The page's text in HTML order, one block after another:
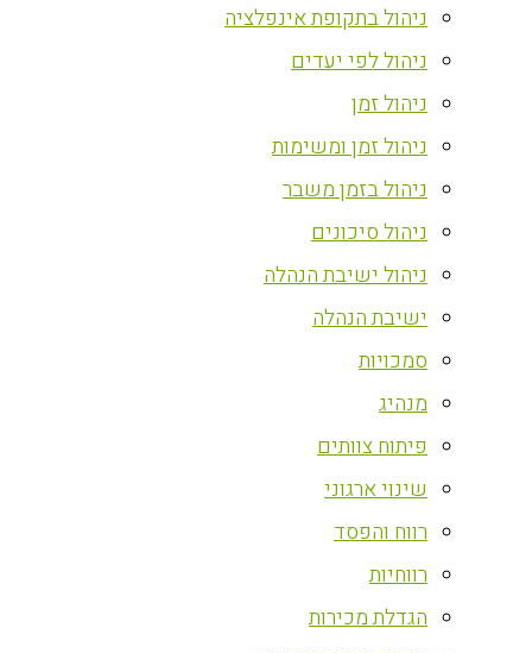
ניהול בתקופת אינפלציה
ניהול לפי יעדים
ניהול זמן
ניהול זמן ומשימות
ניהול בזמן משבר
ניהול סיכונים
ניהול ישיבת הנהלה
ישיבת הנהלה
סמכויות
מנהיג
פיתוח צוותים
שינוי ארגוני
רווח והפסד
רווחיות
הגדלת מכירות